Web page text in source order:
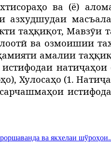
ва (ё)
азхудшудаи
таҳқиқот, Мавзӯи
ва озмоишии
амалии
Хулосаҳо (1.
ва якхелаи